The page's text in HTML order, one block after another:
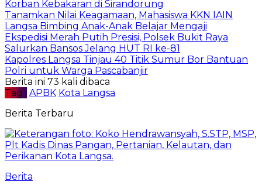
Korban Kebakaran di Sirandorung
Tanamkan Nilai Keagamaan, Mahasiswa KKN IAIN
Langsa Bimbing Anak-Anak Belajar Mengaji
Ekspedisi Merah Putih Presisi, Polsek Bukit Raya
Salurkan Bansos Jelang HUT RI ke-81
Kapolres Langsa Tinjau 40 Titik Sumur Bor Bantuan
Polri untuk Warga Pascabanjir
Berita ini 73 kali dibaca
Tag : APBK Kota Langsa
Berita Terbaru
Berita